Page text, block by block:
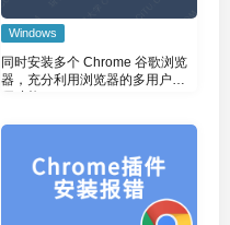
Windows
同时安装多个 Chrome 谷歌浏览
器，充分利用浏览器的多用户多